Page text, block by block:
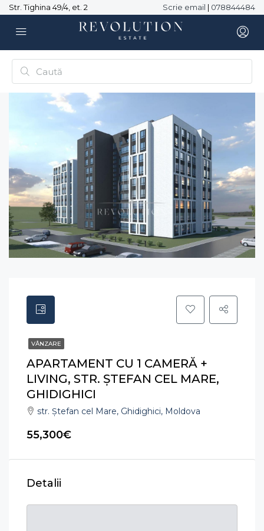
Str. Tighina 49/4, et. 2 Scrie email | 078844484
VÂNZARE
APARTAMENT CU 1 CAMERĂ +
LIVING, STR. ȘTEFAN CEL MARE,
GHIDIGHICI
str. Ștefan cel Mare, Ghidighici, Moldova
55,300€
Detalii